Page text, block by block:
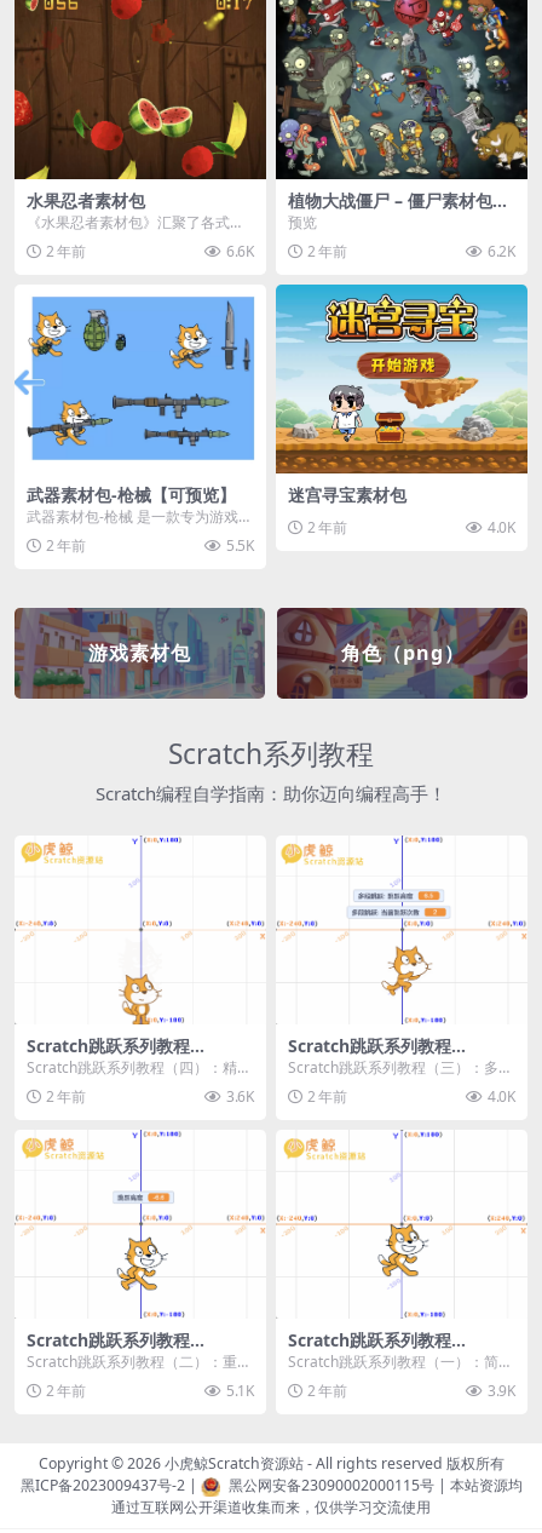
水果忍者素材包
《水果忍者素材包》汇聚了各式鲜
美诱人的水果图像与清脆悦耳的切
割音效，专为追求极致...
2 年前 6.6K
植物大战僵尸 – 僵尸素材包
【可预览】
预览
2 年前
6.2K
武器素材包-枪械【可预览】
武器素材包-枪械 是一款专为游戏开
发者和创作者设计的素材包，包含
多种高质量的枪械...
2 年前 5.5K
迷宫寻宝素材包
2 年前 4.0K
游戏素材包 角色（png）
Scratch系列教程
Scratch编程自学指南：助你迈向编程高手！
Scratch跳跃系列教程
（四）：精准着陆
Scratch跳跃系列教程（四）：精准
着陆 作者：小虎鲸Scratch资源站
... 2 年前 3.6K
Scratch跳跃系列教程
（三）：多段跳跃
Scratch跳跃系列教程（三）：多段
跳跃 作者：小虎鲸Scratch资源站
连...2 年前 4.0K
Scratch跳跃系列教程
（二）：重力跳跃
Scratch跳跃系列教程（二）：重力
跳跃 作者：小虎鲸Scratch资源站
按...2 年前 5.1K
Scratch跳跃系列教程
（一）：简单跳跃
Scratch跳跃系列教程（一）：简单
跳跃 作者：小虎鲸Scratch资源站
按...2 年前 3.9K
Copyright © 2026小虎鲸Scratch资源站- All rights reserved 版权所有
黑ICP备2023009437号-2| 黑公网安备23090002000115号| 本站资源均
通过互联网公开渠道收集而来，仅供学习交流使用